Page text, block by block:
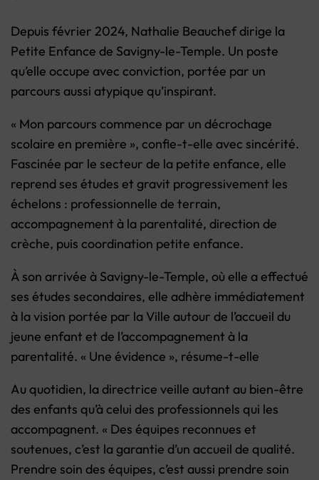
Depuis février 2024, Nathalie Beauchef dirige la
Petite Enfance de Savigny-le-Temple. Un poste
qu’elle occupe avec conviction, portée par un
parcours aussi atypique qu’inspirant.
« Mon parcours commence par un décrochage
scolaire en première », confie-t-elle avec sincérité.
Fascinée par le secteur de la petite enfance, elle
reprend ses études et gravit progressivement les
échelons : professionnelle de terrain,
accompagnement à la parentalité, direction de
crèche, puis coordination petite enfance.
À son arrivée à Savigny-le-Temple, où elle a effectué
ses études secondaires, elle adhère immédiatement
à la vision portée par la Ville autour de l’accueil du
jeune enfant et de l’accompagnement à la
parentalité. « Une évidence », résume-t-elle
Au quotidien, la directrice veille autant au bien-être
des enfants qu’à celui des professionnels qui les
accompagnent. « Des équipes reconnues et
soutenues, c’est la garantie d’un accueil de qualité.
Prendre soin des équipes, c’est aussi prendre soin